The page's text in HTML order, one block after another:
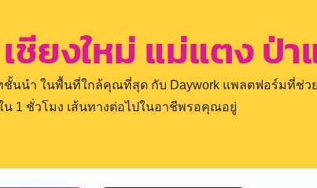
เชียงใหม่ แม่แตง ป่า
นนำ ในพื้นที่ใกล้คุณที่สุด กับ Daywork แพลตฟอร์มที่ช่ว
น 1 ชั่วโมง เส้นทางต่อไปในอาชีพรอคุณอยู่